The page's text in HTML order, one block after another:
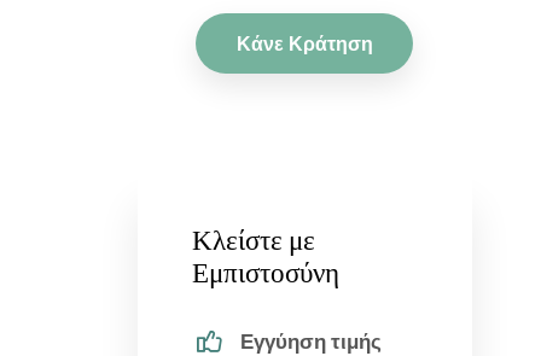
Κάνε Κράτηση
Κλείστε με
Εμπιστοσύνη
Εγγύηση τιμής